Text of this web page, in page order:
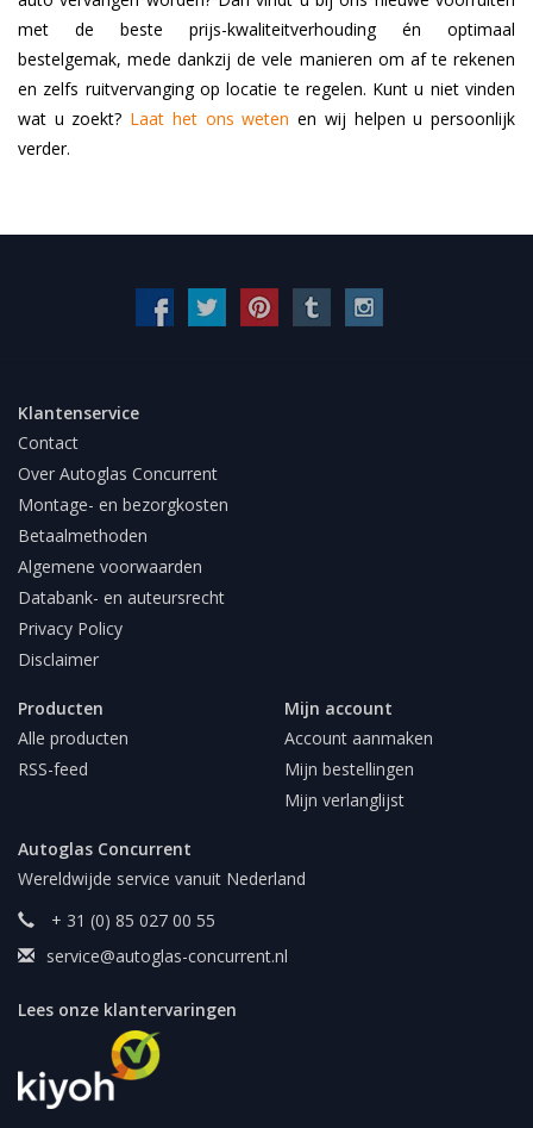
met de beste prijs-kwaliteitverhouding én optimaal
bestelgemak, mede dankzij de vele manieren om af te rekenen
en zelfs ruitvervanging op locatie te regelen. Kunt u niet vinden
wat u zoekt? Laat het ons weten en wij helpen u persoonlijk
verder.
Klantenservice
Contact
Over Autoglas Concurrent
Montage- en bezorgkosten
Betaalmethoden
Algemene voorwaarden
Databank- en auteursrecht
Privacy Policy
Disclaimer
Producten
Alle producten
RSS-feed
Mijn account
Account aanmaken
Mijn bestellingen
Mijn verlanglijst
Autoglas Concurrent
Wereldwijde service vanuit Nederland
+ 31 (0) 85 027 00 55
service@autoglas-concurrent.nl
Lees onze klantervaringen